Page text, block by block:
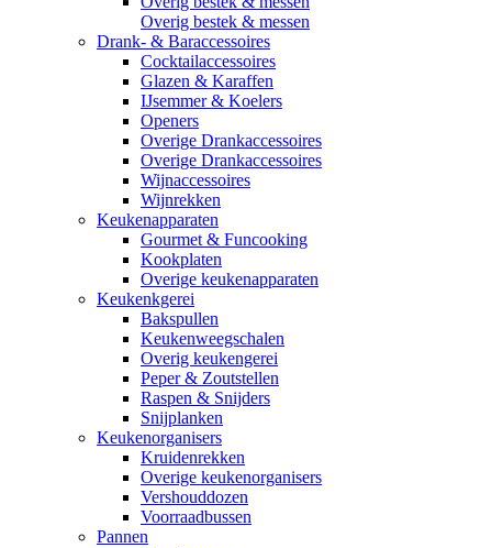
Overig bestek & messen
Drank- & Baraccessoires
Cocktailaccessoires
Glazen & Karaffen
IJsemmer & Koelers
Openers
Overige Drankaccessoires
Overige Drankaccessoires
Wijnaccessoires
Wijnrekken
Keukenapparaten
Gourmet & Funcooking
Kookplaten
Overige keukenapparaten
Keukenkgerei
Bakspullen
Keukenweegschalen
Overig keukengerei
Peper & Zoutstellen
Raspen & Snijders
Snijplanken
Keukenorganisers
Kruidenrekken
Overige keukenorganisers
Vershouddozen
Voorraadbussen
Pannen